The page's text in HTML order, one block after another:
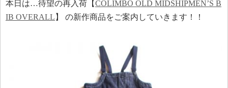
本日は…待望の再入荷【COLIMBO OLD MIDSHIPMEN’S B
IB OVERALL 】 の新作商品をご案内していきます！！